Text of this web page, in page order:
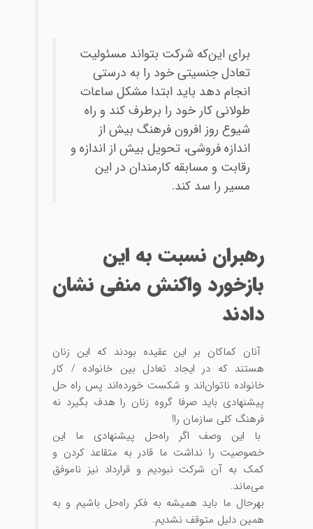
برای این‌که شرکت بتواند مسئولیت
تعادل جنسیتی خود را به درستی
انجام دهد باید ابتدا مشکل ساعات
طولانی کار خود را برطرف کند و راه
شیوع روز افرون فرهنگ بیش از
اندازه فروشی، تحویل بیش از اندازه و
رقابت و مسابقه کارمندان در این
مسیر را سد کند.
رهبران نسبت به این
بازخورد واکنش منفی نشان
دادند
آنان کماکان بر این عقیده بودند که این زنان
هستند که در ایجاد تعادل بین خانواده / کار
خانواده ناتوان‌‏اند و شکست خورده‌‌‏اند پس راه حل
پیشنهادی باید صرفا گروه زنان را هدف بگیرد نه
فرهنگ کلی سازمان را!
با این وصف اگر راه‏‌حل پیشنهادی ما این
خصوصیت را نداشت ما قادر به متقاعد کردن و
کمک به آن شرکت نبودیم و قرارداد نیز ناموفق
می‏‌ماند.
بهرحال ما باید همیشه به فکر راه‌‏حل باشیم و به
همین دلیل متوقف نشدیم.